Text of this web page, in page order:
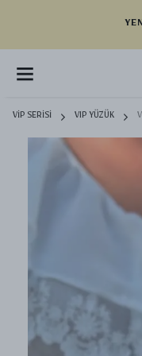
VİP SERİSİ VIP YÜZÜK